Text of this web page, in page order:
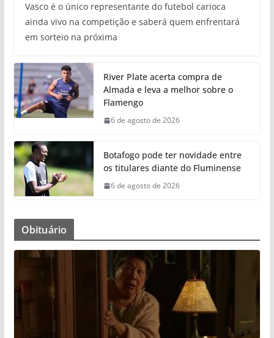
Vasco é o único representante do futebol carioca
ainda vivo na competição e saberá quem enfrentará
em sorteio na próxima
River Plate acerta compra de
Almada e leva a melhor sobre o
Flamengo
6 de agosto de 2026
Botafogo pode ter novidade entre
os titulares diante do Fluminense
6 de agosto de 2026
Obituário